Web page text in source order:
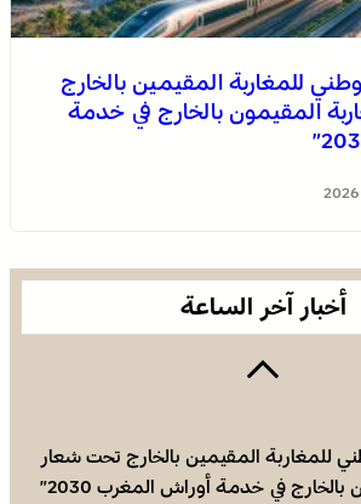
للمغاربة المقيمين بالخارج
المقيمون بالخارج في خدمة
أخبار آخر الساعة
.. جاهزية عملياتية وتدخلات جوية
للمغاربة المقيمين بالخارج تحت شعار
في خدمة أوراش المغرب 2030”